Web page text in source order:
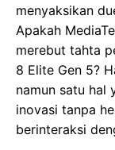
menyaksikan
Apakah
merebut tahta
8 Elite Gen 5?
namun satu hal
inovasi tanpa
berinteraksi